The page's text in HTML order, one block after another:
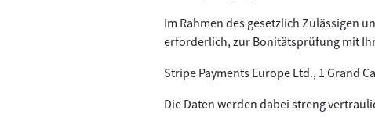
Im Rahmen des gesetzlich Zulässigen
erforderlich, zur Bonitätsprüfung mit
Stripe Payments Europe Ltd., 1 Grand
Die Daten werden dabei streng